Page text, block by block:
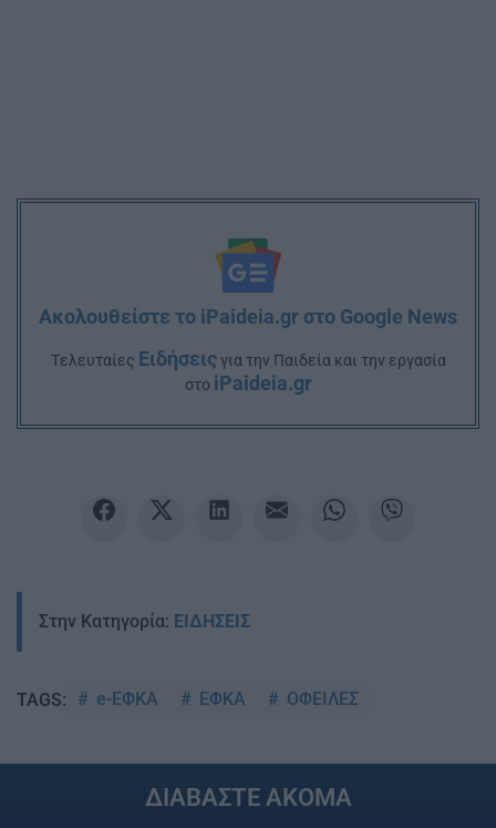
Ακολουθείστε το iPaideia.gr στο Google News
Tελευταίες Ειδήσειςγια την Παιδεία και την εργασία
στο iPaideia.gr
Στην Κατηγορία: ΕΙΔΗΣΕΙΣ
TAGS: e-ΕΦΚΑ ΕΦΚΑ ΟΦΕΙΛΕΣ
ΔΙΑΒΑΣΤΕ ΑΚΟΜΑ